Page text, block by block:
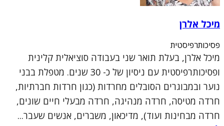
מיכל אלרן
פסיכותרפיסטית
מיכל אלרן, בעלת תואר שני בעבודה סוציאלית קלינית
ופסיכותרפיסטית עם ניסיון של כ- 30 שנים. מטפלת בבני
נוער ובמבוגרים הסובלים מחרדות (כגון חרדות חברתיות,
חרדה מטיסה, חרדה מנהיגה, חרדה מבעלי חיים שונים,
חרדה מבחינות ועוד), מדיכאון, משברים, אנשים שעבר...